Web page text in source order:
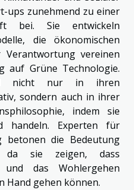
ups zunehmend zu einer
bei. Sie entwickeln
die ökonomischen
vereinen
auf Grüne Technologie.
nicht nur in ihren
sondern auch in ihrer
indem sie
handeln. Experten für
betonen die Bedeutung
da sie zeigen, dass
das Wohlergehen
Hand gehen können.